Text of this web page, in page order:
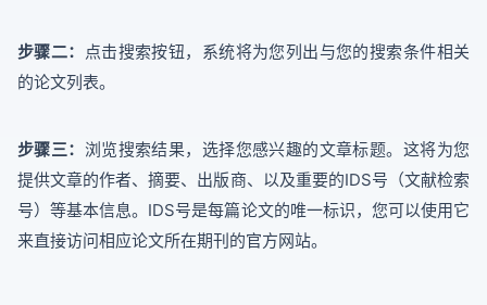
步骤二：
点击搜索按钮，系统将为您列出与您的搜索条件相关
的论文列表。
步骤三： 浏览搜索结果，选择您感兴趣的文章标题。这将为您
提供文章的作者、摘要、出版商、以及重要的IDS号（文献检索
号）等基本信息。IDS号是每篇论文的唯一标识，您可以使用它
来直接访问相应论文所在期刊的官方网站。